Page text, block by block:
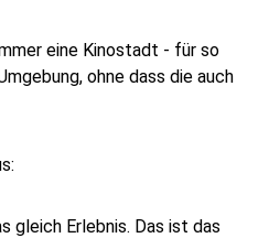
eine Kinostadt - für so
ohne dass die auch
gleich Erlebnis. Das ist das